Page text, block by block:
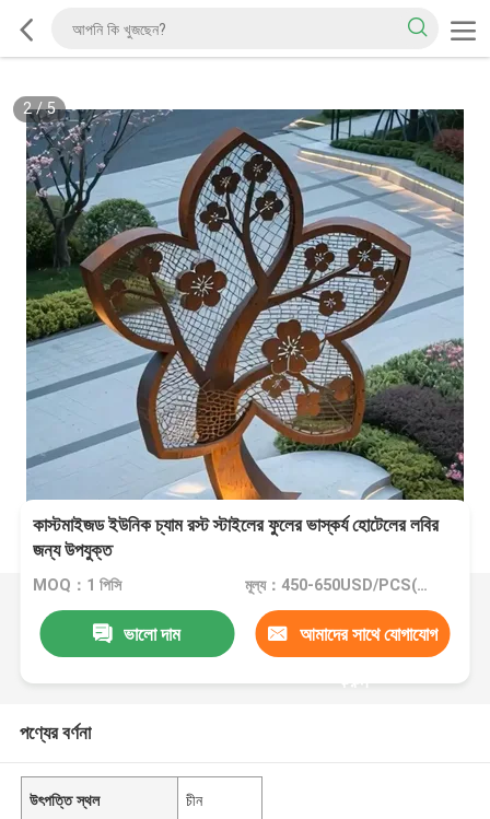
2/5
কাস্টমাইজড ইউনিক চ্যাম রস্ট স্টাইলের ফুলের ভাস্কর্য হোটেলের লবির
জন্য উপযুক্ত
MOQ：1 পিসি মূল্য：450-650USD/PCS(Negotiate)
ভালো দাম আমাদের সাথে যোগাযোগ
করুন
পণ্যের বর্ণনা
উৎপত্তি স্থল চীন